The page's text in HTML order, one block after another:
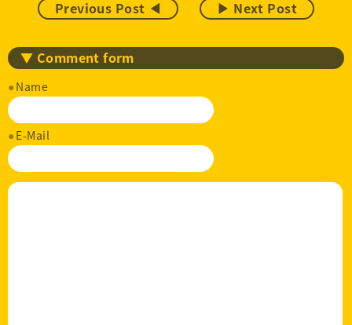
Previous Post ◀ ▶ Next Post
▼ Comment form
Name
E-Mail